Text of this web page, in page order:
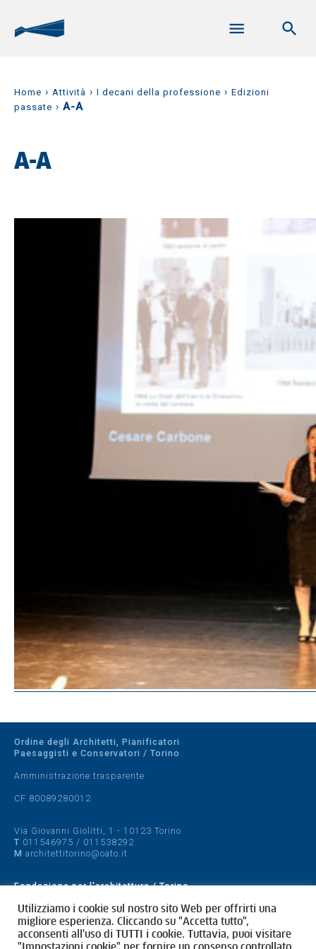
Home › Attività › I decani della professione › Edizioni
passate › A-A
A-A
Ordine degli Architetti, Pianificatori
Paesaggisti e Conservatori / Torino
Amministrazione trasparente
CF 80089280012
Via Giovanni Giolitti, 1 - 10123 Torino
T 011546975 / 011538292
M architettitorino@oato.it
Fondazione per l'architettura / Torino
Designed by quattrolinee.it
Cookie Policy
Utilizziamo i cookie sul nostro sito Web per offrirti una
migliore esperienza. Cliccando su "Accetta tutto",
acconsenti all'uso di TUTTI i cookie. Tuttavia, puoi visitare